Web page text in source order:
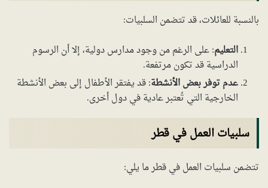
بالنسبة للعائلات، قد تتضمن السلبيات:
التعليم: على الرغم من وجود مدارس دولية، إلا أن الرسوم
الدراسية قد تكون مرتفعة.
عدم توفر بعض الأنشطة: قد يفتقر الأطفال إلى بعض الأنشطة
الخارجية التي تُعتبر عادية في دول أخرى.
سلبيات العمل في قطر
تتضمن سلبيات العمل في قطر ما يلي: